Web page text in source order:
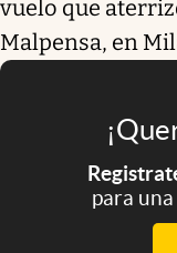
vuelo que
Malpensa, en
para